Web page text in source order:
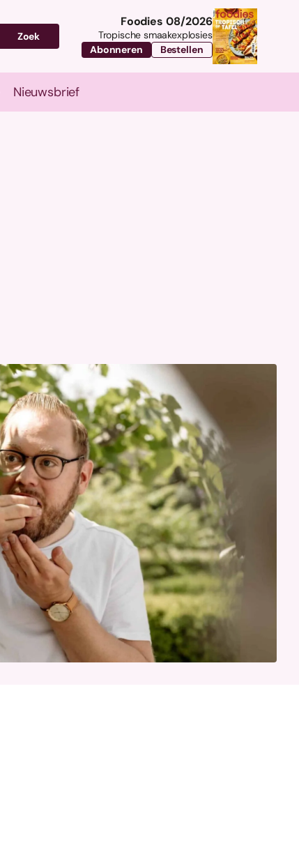
Zoek
Foodies 08/2026
Tropische smaakexplosies
Abonneren
Bestellen
Nieuwsbrief